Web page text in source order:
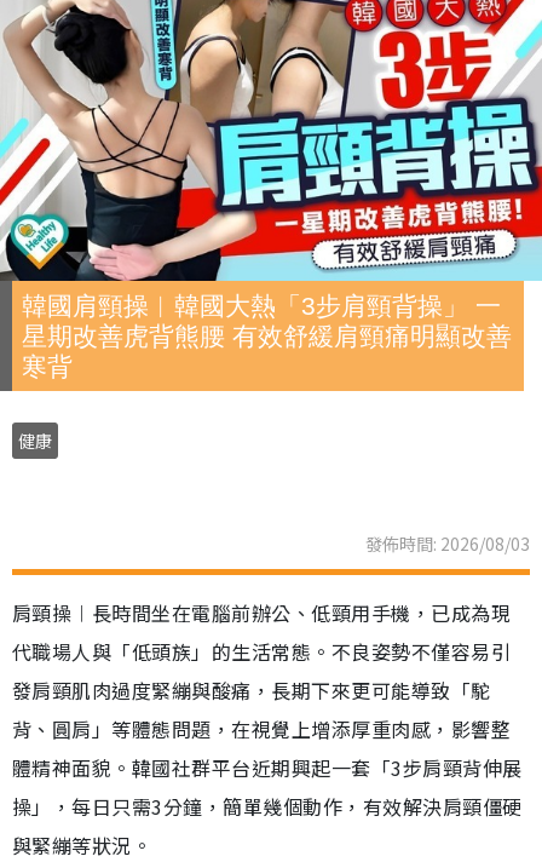
韓國肩頸操︱韓國大熱「3步肩頸背操」 一
星期改善虎背熊腰 有效舒緩肩頸痛明顯改善
寒背
健康
發佈時間: 2026/08/03
肩頸操︱長時間坐在電腦前辦公、低頸用手機，已成為現
代職場人與「低頭族」的生活常態。不良姿勢不僅容易引
發肩頸肌肉過度緊繃與酸痛，長期下來更可能導致「駝
背、圓肩」等體態問題，在視覺上增添厚重肉感，影響整
體精神面貌。韓國社群平台近期興起一套「3步肩頸背伸展
操」，每日只需3分鐘，簡單幾個動作，有效解決肩頸僵硬
與緊繃等狀況。